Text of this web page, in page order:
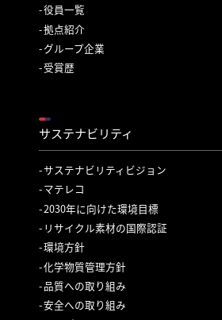
役員一覧
拠点紹介
グループ企業
受賞歴
サステナビリティ
サステナビリティビジョン
マテレコ
2030年に向けた環境目標
リサイクル素材の国際認証
環境方針
化学物質管理方針
品質への取り組み
安全への取り組み